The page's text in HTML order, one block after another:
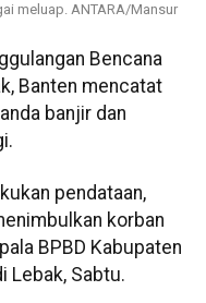
meluap. ANTARA/Mansur
Bencana
Banten mencatat
banjir dan
pendataan,
korban
BPBD Kabupaten
Lebak, Sabtu.